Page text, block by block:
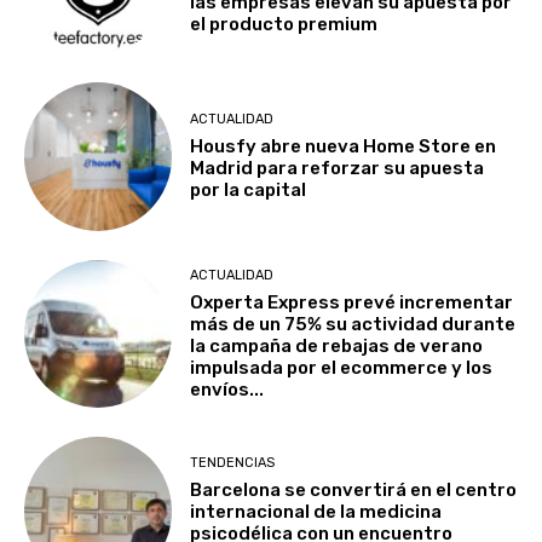
el producto premium
ACTUALIDAD
Housfy abre nueva Home Store en
Madrid para reforzar su apuesta
por la capital
ACTUALIDAD
Oxperta Express prevé incrementar
más de un 75% su actividad durante
la campaña de rebajas de verano
impulsada por el ecommerce y los
envíos...
TENDENCIAS
Barcelona se convertirá en el centro
internacional de la medicina
psicodélica con un encuentro